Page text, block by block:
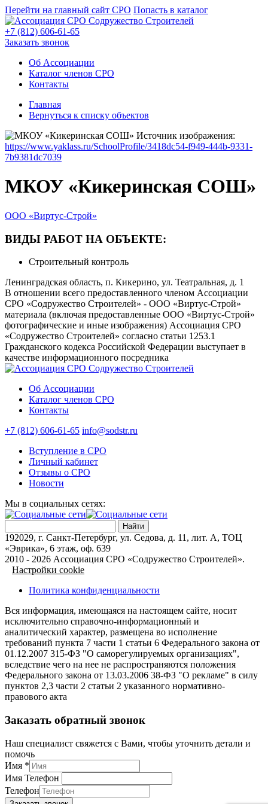
Перейти на главный сайт СРО Попасть в каталог
+7 (812) 606-61-65
Заказать звонок
Об Ассоциации
Каталог членов СРО
Контакты
Главная
Вернуться к списку объектов
Источник изображения:
https://www.yaklass.ru/SchoolProfile/3418dc54-f949-444b-9331-
7b9381dc7039
МКОУ «Кикеринская СОШ»
ООО «Виртус-Строй»
ВИДЫ РАБОТ НА ОБЪЕКТЕ:
Строительный контроль
Ленинградская область, п. Кикерино, ул. Театральная, д. 1
В отношении всего предоставленного членом Ассоциации
СРО «Содружество Строителей» - ООО «Виртус-Строй»
материала (включая предоставленные ООО «Виртус-Строй»
фотографические и иные изображения) Ассоциация СРО
«Содружество Строителей» согласно статьи 1253.1
Гражданского кодекса Российской Федерации выступает в
качестве информационного посредника
Об Ассоциации
Каталог членов СРО
Контакты
+7 (812) 606-61-65 info@sodstr.ru
Вступление в СРО
Личный кабинет
Отзывы о СРО
Новости
Мы в социальных сетях:
192029, г. Санкт-Петербург, ул. Седова, д. 11, лит. А, ТОЦ
«Эврика», 6 этаж, оф. 639
2010 - 2026 Ассоциация СРО «Содружество Строителей».
Настройки cookie
Политика конфиденциальности
Вся информация, имеющаяся на настоящем сайте, носит
исключительно справочно-информационный и
аналитический характер, размещена во исполнение
требований пункта 7 части 1 статьи 6 Федерального закона от
01.12.2007 315-ФЗ "О саморегулируемых организациях",
вследствие чего на нее не распространяются положения
Федерального закона от 13.03.2006 38-ФЗ "О рекламе" в силу
пунктов 2,3 части 2 статьи 2 указанного нормативно-
правового акта
Заказать обратный звонок
Наш специалист свяжется с Вами, чтобы уточнить детали и
помочь
Имя *
Имя Телефон
Телефон